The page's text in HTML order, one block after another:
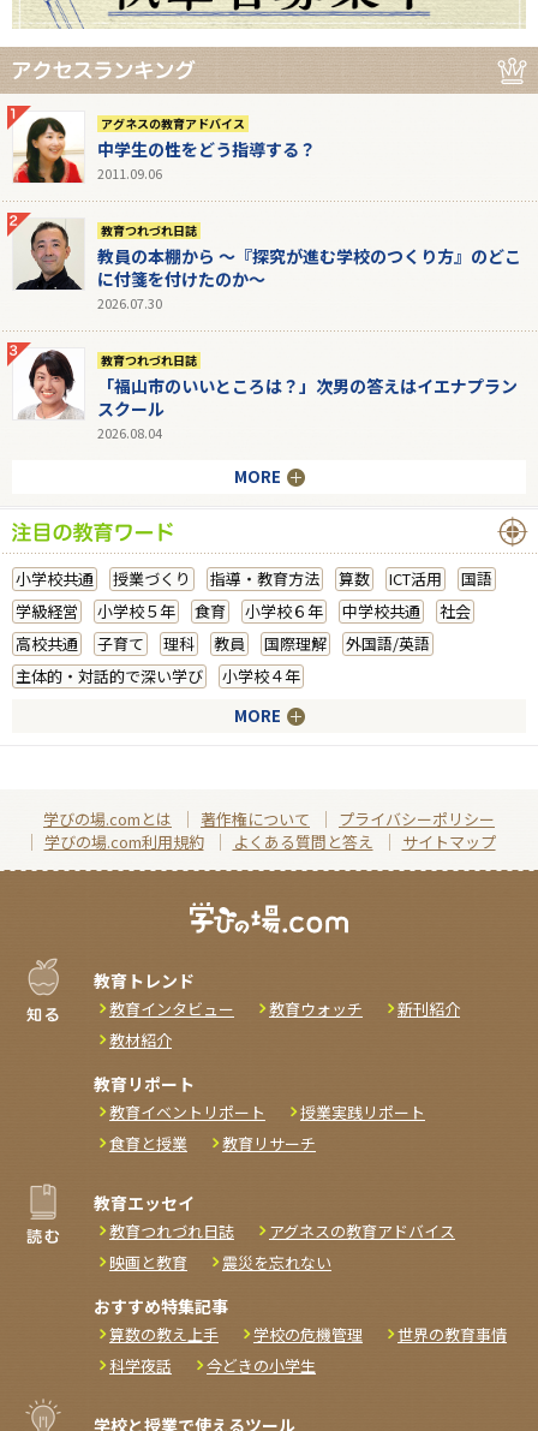
アグネスの教育アドバイス
中学生の性をどう指導する？
2011.09.06
教育つれづれ日誌
教員の本棚から 〜『探究が進む学校のつくり方』のどこ
に付箋を付けたのか〜
2026.07.30
教育つれづれ日誌
「福山市のいいところは？」次男の答えはイエナプラン
スクール
2026.08.04
MORE
小学校共通 授業づくり 指導・教育方法 算数 ICT活用
国語
学級経営
小学校５年 食育 小学校６年 中学校共通
社会
高校共通
子育て 理科 教員 国際理解
外国語/英語
主体的・対話的で深い学び
小学校４年
MORE
学びの場.comとは 著作権について
プライバシーポリシー
学びの場.com利用規約
よくある質問と答え サイトマップ
教育トレンド
教育インタビュー 教育ウォッチ
新刊紹介
教材紹介
教育リポート
教育イベントリポート
授業実践リポート
食育と授業
教育リサーチ
教育エッセイ
教育つれづれ日誌
アグネスの教育アドバイス
映画と教育
震災を忘れない
おすすめ特集記事
算数の教え上手 学校の危機管理
世界の教育事情
科学夜話
今どきの小学生
学校と授業で使えるツール